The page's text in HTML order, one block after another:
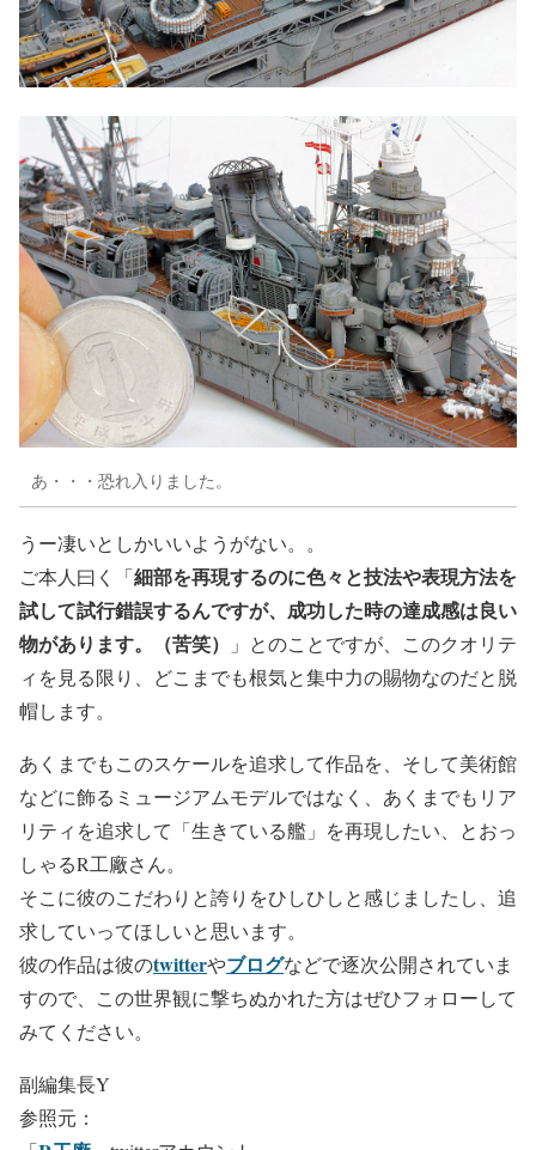
あ・・・恐れ入りました。
うー凄いとしかいいようがない。。
ご本人曰く「細部を再現するのに色々と技法や表現方法を
試して試行錯誤するんですが、成功した時の達成感は良い
物があります。（苦笑）
」とのことですが、このクオリテ
ィを見る限り、どこまでも根気と集中力の賜物なのだと脱
帽します。
あくまでもこのスケールを追求して作品を、そして美術館
などに飾るミュージアムモデルではなく、あくまでもリア
リティを追求して「生きている艦」を再現したい、とおっ
しゃるR工廠さん。
そこに彼のこだわりと誇りをひしひしと感じましたし、追
求していってほしいと思います。
彼の作品は彼のtwitterやブログなどで逐次公開されていま
すので、この世界観に撃ちぬかれた方はぜひフォローして
みてください。
副編集長Y
参照元：